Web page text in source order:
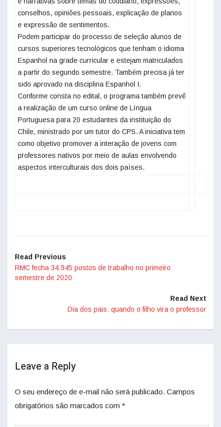
conselhos, opiniões pessoais, explicação de planos
e expressão de sentimentos.
Podem participar do processo de seleção alunos de
cursos superiores tecnológicos que tenham o idioma
Espanhol na grade curricular e estejam matriculados
a partir do segundo semestre. Também precisa já ter
sido aprovado na disciplina Espanhol I.
Conforme consta no edital, o programa também prevê
a realização de um curso online de Língua
Portuguesa para 20 estudantes da instituição do
Chile, ministrado por um tutor do CPS. A iniciativa tem
como objetivo promover a interação de jovens com
professores nativos por meio de aulas envolvendo
aspectos interculturais dos dois países.
Read Previous
RMC fecha 34.945 postos de trabalho no primeiro
semestre de 2020
Read Next
Dia dos pais: quando o filho vira o professor
Leave a Reply
O seu endereço de e-mail não será publicado. Campos
obrigatórios são marcados com *